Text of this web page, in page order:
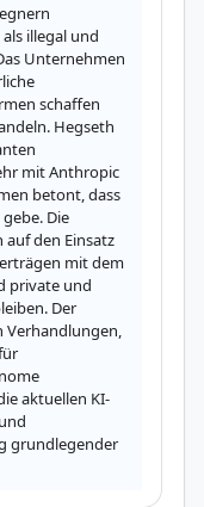
illegal und
Unternehmen
schaffen
Hegseth
mit Anthropic
betont, dass
Die
auf den Einsatz
mit dem
private und
Der
Verhandlungen,
aktuellen KI-
grundlegender